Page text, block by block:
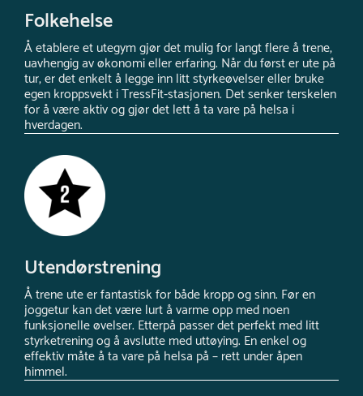
Folkehelse
Å etablere et utegym gjør det mulig for langt flere å trene,
uavhengig av økonomi eller erfaring. Når du først er ute på
tur, er det enkelt å legge inn litt styrkeøvelser eller bruke
egen kroppsvekt i TressFit-stasjonen. Det senker terskelen
for å være aktiv og gjør det lett å ta vare på helsa i
hverdagen.
Utendørstrening
Å trene ute er fantastisk for både kropp og sinn. Før en
joggetur kan det være lurt å varme opp med noen
funksjonelle øvelser. Etterpå passer det perfekt med litt
styrketrening og å avslutte med uttøying. En enkel og
effektiv måte å ta vare på helsa på – rett under åpen
himmel.